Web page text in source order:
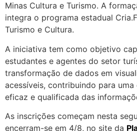
Minas Cultura e Turismo. A
integra o programa estadual
Turismo e Cultura.
A iniciativa tem como objetivo
estudantes e agentes do setor
transformação de dados em
acessíveis, contribuindo para
eficaz e qualificada das
As inscrições começam nesta
encerram-se em 4/8, no site da